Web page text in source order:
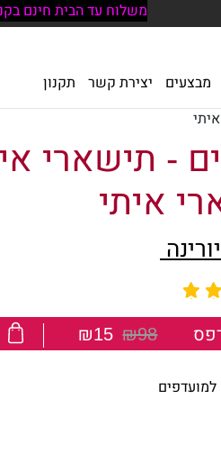
משלוח עד הבית חינם בקניה
מבצעים יצירת קשר תקנון
- תישארי
איתי
₪98
₪15